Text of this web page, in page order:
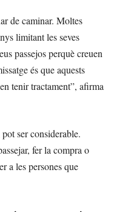
de caminar. Moltes
limitant les seves
passejos perquè creuen
és que aquests
tenir tractament”, afirma
ser considerable.
fer la compra o
a les persones que